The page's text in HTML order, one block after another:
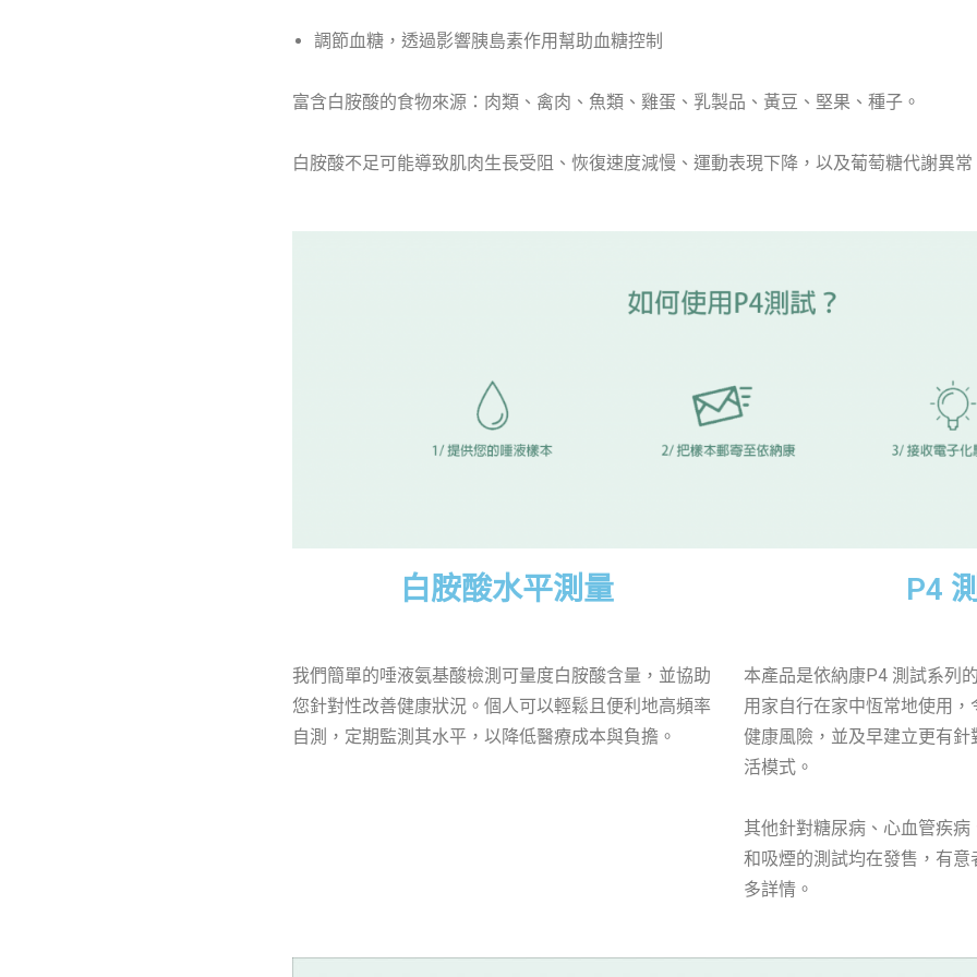
調節血糖，透過影響胰島素作用幫助血糖控制
富含白胺酸的食物來源：肉類、禽肉、魚類、雞蛋、乳製品、黃豆、堅果、種子。
白胺酸不足可能導致肌肉生長受阻、恢復速度減慢、運動表現下降，以及葡萄糖代謝異常
白胺酸水平測量
我們簡單的唾液氨基酸檢測可量度白胺酸含量，並協助
您針對性改善健康狀況。個人可以輕鬆且便利地高頻率
自測，定期監測其水平，以降低醫療成本與負擔。
P4
本產品是依納康P4 測試系列
用家自行在家中恆常地使用
健康風險，並及早建立更有
活模式。
其他針對糖尿病、心血管疾
和吸煙的測試均在發售，有
多詳情。